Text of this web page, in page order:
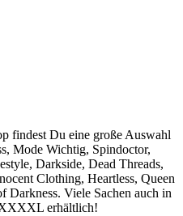
findest Du eine große Auswahl
Mode Wichtig, Spindoctor,
Darkside, Dead Threads,
Clothing, Heartless, Queen
Darkness. Viele Sachen auch in
erhältlich!